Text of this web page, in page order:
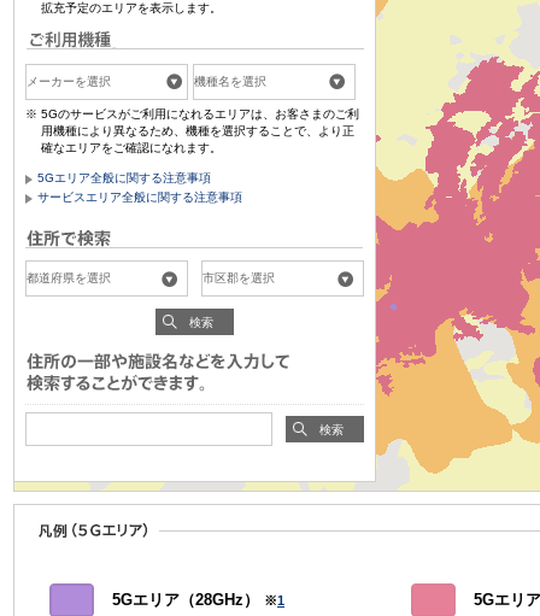
拡充予定のエリアを表示します。
5Gのサービスがご利用になれるエリアは、お客さまのご利
用機種により異なるため、機種を選択することで、より正
確なエリアをご確認になれます。
5Gエリア全般に関する注意事項
サービスエリア全般に関する注意事項
検索
検索
5Gエリア（28GHz） ※1 5Gエリ